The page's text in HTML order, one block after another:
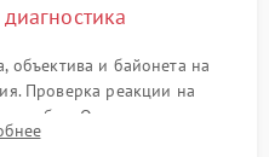
объектива и байонета на
Проверка реакции на
ошибок. Оценка состояния
автофокуса и вспышки.